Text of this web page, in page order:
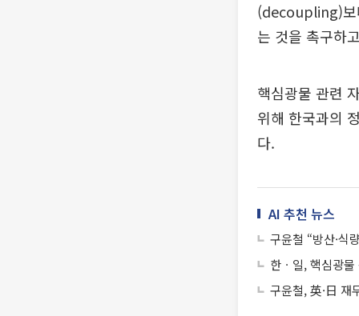
(decoupling)보
는 것을 촉구하
핵심광물 관련
위해 한국과의
다.
AI 추천 뉴스
구윤철 “방산·식
한ㆍ일, 핵심광
구윤철, 英·日 재